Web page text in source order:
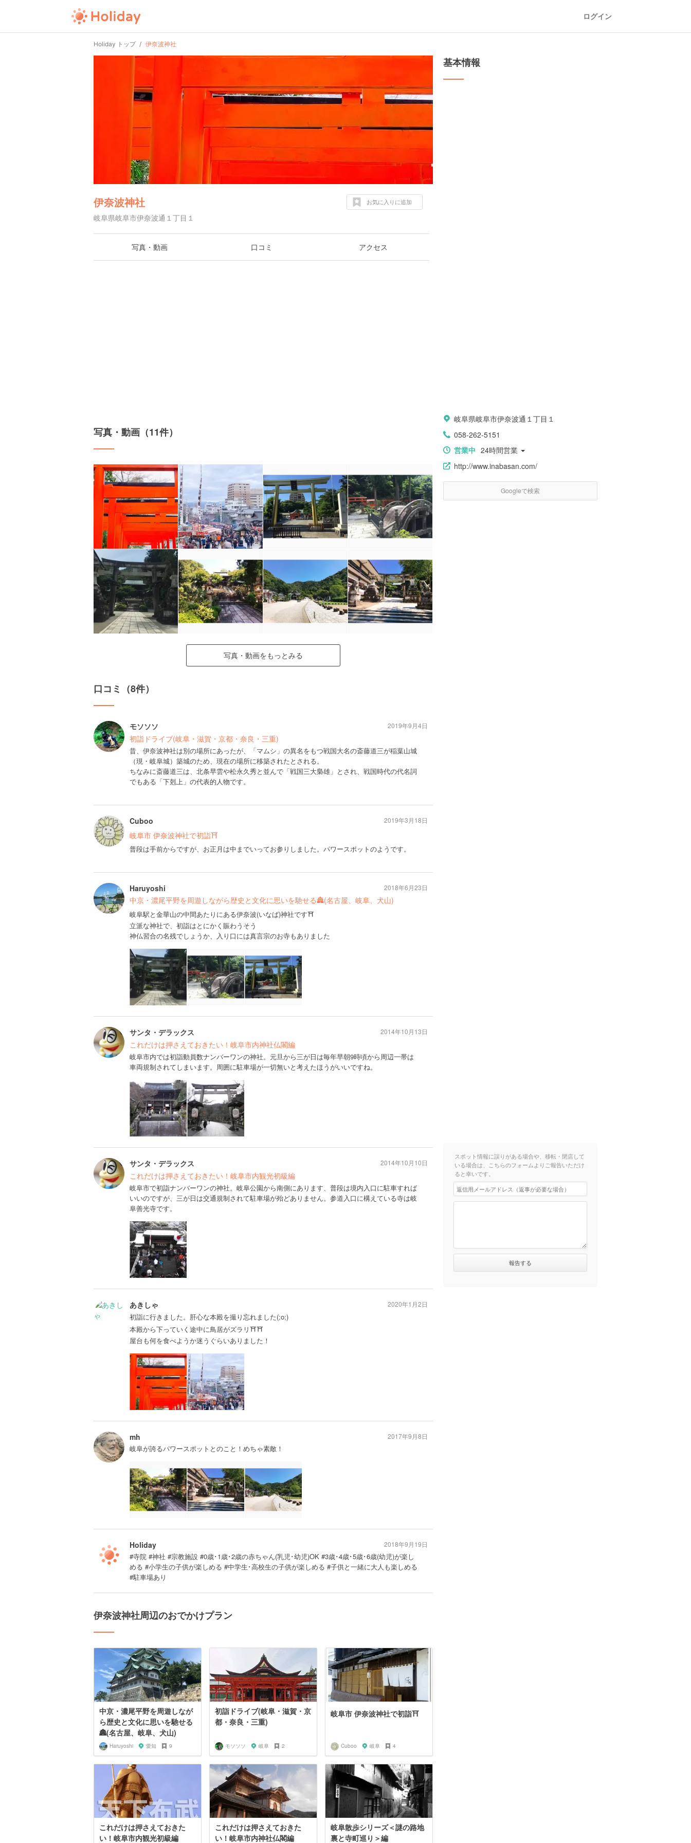
ログイン
Holiday トップ 伊奈波神社
伊奈波神社
岐阜県岐阜市伊奈波通１丁目１
お気に入りに追加
写真・動画 口コミ アクセス
写真・動画（11件）
写真・動画をもっとみる
口コミ（8件）
モソソソ
初詣ドライブ(岐阜・滋賀・京都・奈良・三重)
昔、伊奈波神社は別の場所にあったが、「マムシ」の異名をもつ戦国大名の斎藤道三が稲葉山城
（現・岐阜城）築城のため、現在の場所に移築されたとされる。
ちなみに斎藤道三は、北条早雲や松永久秀と並んで「戦国三大梟雄」とされ、戦国時代の代名詞
でもある「下剋上」の代表的人物です。
2019年9月4日
Cuboo
岐阜市 伊奈波神社で初詣⛩
普段は手前からですが、お正月は中までいってお参りしました。パワースポットのようです。
2019年3月18日
Haruyoshi
中京・濃尾平野を周遊しながら歴史と文化に思いを馳せる🏯(名古屋、岐阜、犬山)
岐阜駅と金華山の中間あたりにある伊奈波(いなば)神社です⛩
立派な神社で、初詣はとにかく賑わうそう
神仏習合の名残でしょうか、入り口には真言宗のお寺もありました
2018年6月23日
サンタ・デラックス
これだけは押さえておきたい！岐阜市内神社仏閣編
岐阜市内では初詣動員数ナンバーワンの神社。元旦から三が日は毎年早朝9時頃から周辺一帯は
車両規制されてしまいます。周囲に駐車場が一切無いと考えたほうがいいですね。
2014年10月13日
サンタ・デラックス
これだけは押さえておきたい！岐阜市内観光初級編
岐阜市で初詣ナンバーワンの神社。岐阜公園から南側にあります、普段は境内入口に駐車すれば
いいのですが、三が日は交通規制されて駐車場が殆どありません。参道入口に構えている寺は岐
阜善光寺です。
2014年10月10日
あきしゃ
初詣に行きました。肝心な本殿を撮り忘れました(;o;)
本殿から下っていく途中に鳥居がズラリ⛩⛩
屋台も何を食べようか迷うぐらいありました！
2020年1月2日
mh
岐阜が誇るパワースポットとのこと！めちゃ素敵！
2017年9月8日
Holiday
#寺院 #神社 #宗教施設 #0歳･1歳･2歳の赤ちゃん(乳児･幼児)OK #3歳･4歳･5歳･6歳(幼児)が楽し
める #小学生の子供が楽しめる #中学生･高校生の子供が楽しめる #子供と一緒に大人も楽しめる
#駐車場あり
2018年9月19日
伊奈波神社周辺のおでかけプラン
中京・濃尾平野を周遊しなが
ら歴史と文化に思いを馳せる
🏯(名古屋、岐阜、犬山)
Haruyoshi 愛知 9
初詣ドライブ(岐阜・滋賀・京
都・奈良・三重)
モソソソ 岐阜 2
岐阜市 伊奈波神社で初詣⛩
Cuboo 岐阜 4
これだけは押さえておきた
い！岐阜市内観光初級編
これだけは押さえておきた
い！岐阜市内神社仏閣編
岐阜散歩シリーズ＜謎の路地
裏と寺町巡り＞編
基本情報
岐阜県岐阜市伊奈波通１丁目１
058-262-5151
営業中 24時間営業
http://www.inabasan.com/
Googleで検索
スポット情報に誤りがある場合や、移転・閉店して
いる場合は、こちらのフォームよりご報告いただけ
ると幸いです。